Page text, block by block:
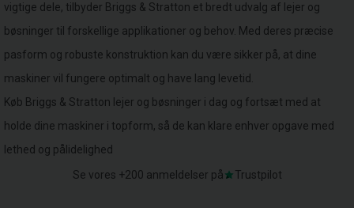
vigtige dele, tilbyder Briggs & Stratton et bredt udvalg af lejer og
bøsninger til forskellige applikationer og behov. Med deres præcise
pasform og robuste konstruktion kan du være sikker på, at dine
maskiner vil fungere optimalt og have lang levetid.
Køb Briggs & Stratton lejer og bøsninger i dag og fortsæt med at
holde dine maskiner i topform, så de kan klare enhver opgave med
lethed og pålidelighed
Se vores +200 anmeldelser på
Trustpilot